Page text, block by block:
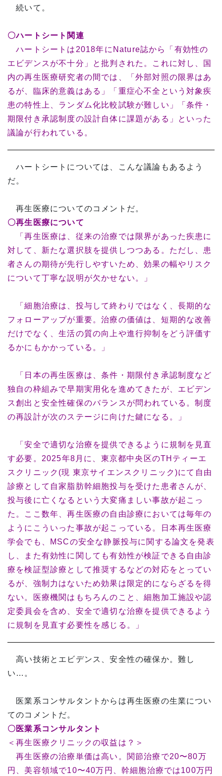
続いて。
〇ハートシート関連
ハートシートは2018年にNature誌から「有効性の
エビデンスが不十分」と批判された。これに対し、国
内の再生医療研究者の間では、「外部対照の限界はあ
るが、臨床的意義はある」「重症心不全という対象疾
患の特性上、ランダム化比較試験が難しい」「条件・
期限付き承認制度の設計自体に課題がある」といった
議論が行われている。
ハートシートについては、こんな議論もあるよう
だ。
再生医療についてのコメントだ。
〇再生医療について
「再生医療は、従来の治療では限界があった疾患に
対して、新たな選択肢を提供しつつある。ただし、患
者さんの期待が先行しやすいため、効果の幅やリスク
について丁寧な説明が欠かせない。」
「細胞治療は、投与して終わりではなく、長期的な
フォローアップが重要。治療の価値は、短期的な改善
だけでなく、生活の質の向上や進行抑制をどう評価す
るかにもかかっている。」
「日本の再生医療は、条件・期限付き承認制度など
独自の枠組みで早期実用化を進めてきたが、エビデン
ス創出と安全性確保のバランスが問われている。制度
の再設計が次のステージに向けた鍵になる。」
「安全で適切な治療を提供できるように規制を見直
す必要。2025年8月に、東京都中央区のTHティーエ
スクリニック(現 東京サイエンスクリニック)にて自由
診療として自家脂肪幹細胞投与を受けた患者さんが、
投与後に亡くなるという大変痛ましい事故が起こっ
た。ここ数年、再生医療の自由診療においては毎年の
ようにこういった事故が起こっている。日本再生医療
学会でも、MSCの安全な静脈投与に関する論文を発表
し、また有効性に関しても有効性が検証できる自由診
療を検証型診療として推奨するなどの対応をとってい
るが、強制力はないため効果は限定的にならざるを得
ない。医療機関はもちろんのこと、細胞加工施設や認
定委員会を含め、安全で適切な治療を提供できるよう
に規制を見直す必要性を感じる。」
高い技術とエビデンス、安全性の確保か。難し
い…。
医業系コンサルタントからは再生医療の生業につい
てのコメントだ。
〇医業系コンサルタント
＜再生医療クリニックの収益は？＞
再生医療の治療単価は高い。関節治療で20〜80万
円、美容領域で10〜40万円、幹細胞治療では100万円